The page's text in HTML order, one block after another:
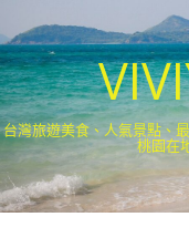
台灣旅遊美食、人氣景點、
桃園在